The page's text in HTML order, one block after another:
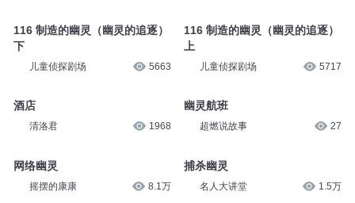
116 制造的幽灵（幽灵的追逐）
下
儿童侦探剧场 5663
酒店
清洛君 1968
网络幽灵
摇摆的康康 8.1万
116 制造的幽灵（幽灵的追逐）
上
儿童侦探剧场 5717
幽灵航班
超燃说故事 27
捕杀幽灵
名人大讲堂 1.5万